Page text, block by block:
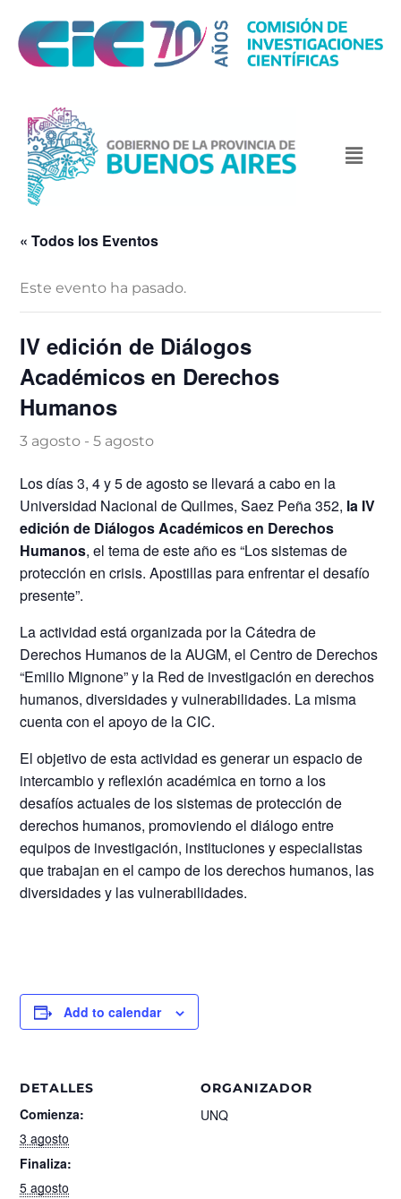
« Todos los Eventos
Este evento ha pasado.
IV edición de Diálogos
Académicos en Derechos
Humanos
3 agosto -5 agosto
Los días 3, 4 y 5 de agosto se llevará a cabo en la
Universidad Nacional de Quilmes, Saez Peña 352, la IV
edición de Diálogos Académicos en Derechos
Humanos, el tema de este año es “Los sistemas de
protección en crisis. Apostillas para enfrentar el desafío
presente”.
La actividad está organizada por la Cátedra de
Derechos Humanos de la AUGM, el Centro de Derechos
“Emilio Mignone” y la Red de investigación en derechos
humanos, diversidades y vulnerabilidades. La misma
cuenta con el apoyo de la CIC.
El objetivo de esta actividad es generar un espacio de
intercambio y reflexión académica en torno a los
desafíos actuales de los sistemas de protección de
derechos humanos, promoviendo el diálogo entre
equipos de investigación, instituciones y especialistas
que trabajan en el campo de los derechos humanos, las
diversidades y las vulnerabilidades.
Add to calendar
DETALLES
Comienza:
3 agosto
Finaliza:
5 agosto
ORGANIZADOR
UNQ